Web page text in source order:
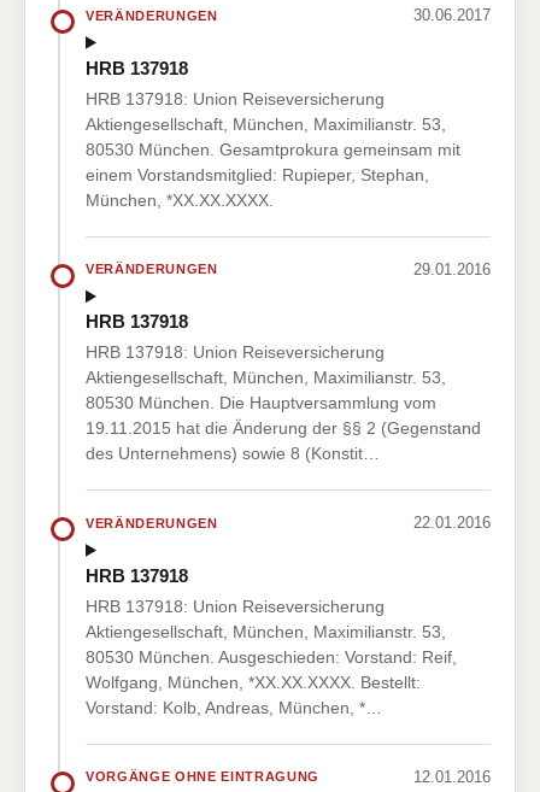
VERÄNDERUNGEN 30.06.2017
HRB 137918
HRB 137918: Union Reiseversicherung
Aktiengesellschaft, München, Maximilianstr. 53,
80530 München. Gesamtprokura gemeinsam mit
einem Vorstandsmitglied: Rupieper, Stephan,
München, *XX.XX.XXXX.
VERÄNDERUNGEN 29.01.2016
HRB 137918
HRB 137918: Union Reiseversicherung
Aktiengesellschaft, München, Maximilianstr. 53,
80530 München. Die Hauptversammlung vom
19.11.2015 hat die Änderung der §§ 2 (Gegenstand
des Unternehmens) sowie 8 (Konstit…
VERÄNDERUNGEN 22.01.2016
HRB 137918
HRB 137918: Union Reiseversicherung
Aktiengesellschaft, München, Maximilianstr. 53,
80530 München. Ausgeschieden: Vorstand: Reif,
Wolfgang, München, *XX.XX.XXXX. Bestellt:
Vorstand: Kolb, Andreas, München, *…
VORGÄNGE OHNE EINTRAGUNG 12.01.2016